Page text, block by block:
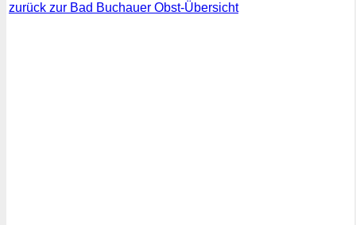
zurück zur Bad Buchauer Obst-Übersicht